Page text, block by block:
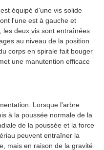
équipé d'une vis solide
l'une est à gauche et
les deux vis sont entraînées
au niveau de la position
corps en spirale fait bouger
une manutention efficace
Lorsque l'arbre
à la poussée normale de la
de la poussée et la force
peuvent entraîner la
mais en raison de la gravité